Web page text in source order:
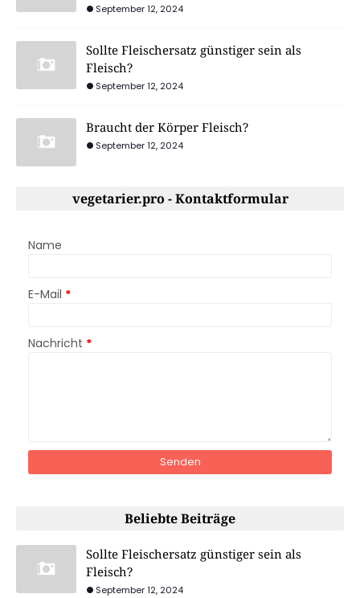
September 12, 2024
Sollte Fleischersatz günstiger sein als
Fleisch?
September 12, 2024
Braucht der Körper Fleisch?
September 12, 2024
vegetarier.pro - Kontaktformular
Name
E-Mail *
Nachricht *
Beliebte Beiträge
Sollte Fleischersatz günstiger sein als
Fleisch?
September 12, 2024